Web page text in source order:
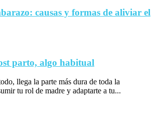
causas y formas de aliviar el
parto, algo habitual
llega la parte más dura de toda la
tu rol de madre y adaptarte a tu...